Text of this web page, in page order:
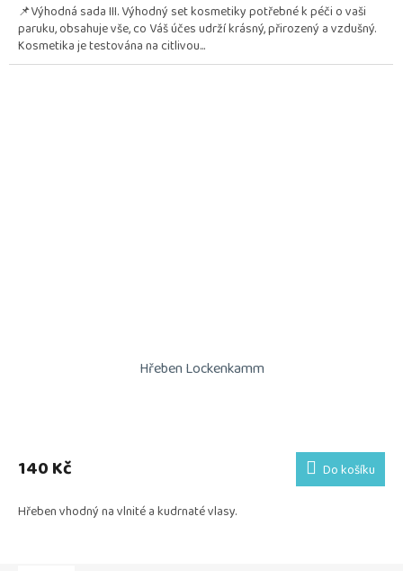
z
5
hvězdiček.
📌Výhodná sada III. Výhodný set kosmetiky potřebné k péči o vaši
paruku, obsahuje vše, co Váš účes udrží krásný, přirozený a vzdušný.
Kosmetika je testována na citlivou...
Hřeben Lockenkamm
140 Kč Do košíku
Hřeben vhodný na vlnité a kudrnaté vlasy.